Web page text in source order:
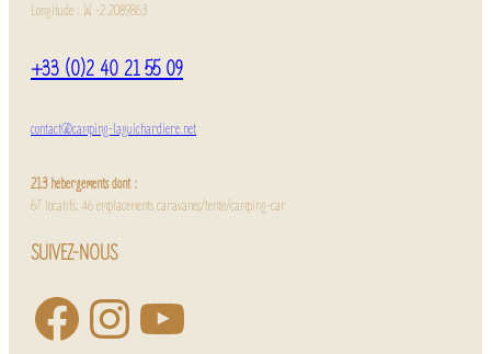
Longitude : W -2.2089863
+33 (0)2 40 21 55 09
contact@camping-laguichardiere.net
213 hébergements dont :
67 locatifs, 46 emplacements caravanes/tente/camping-car
SUIVEZ-NOUS